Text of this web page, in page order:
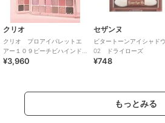
クリオ
クリオ プロアイパレットエ
アー１０９ピーチビハインド
(韓国コスメ）
¥3,960
セザンヌ
ビタートーンアイシャドウ
02 ドライローズ
¥748
もっとみる